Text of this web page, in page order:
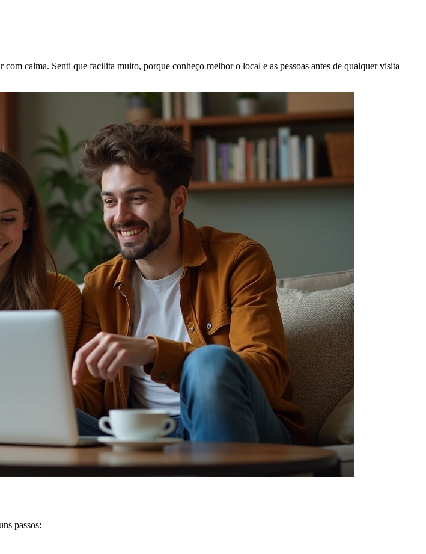
calma. Senti que facilita muito, porque conheço melhor o local e as pessoas antes de qualquer visita
passos: